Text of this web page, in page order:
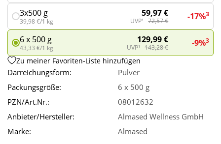
3x500 g
39,98 €/1 kg
59,97 €
UVP¹ 72,57 € -17%3
6 x 500 g
43,33 €/1 kg
129,99 €
UVP¹ 143,28 € -9%3
Zu meiner Favoriten-Liste hinzufügen
Darreichungsform:
Pulver
Packungsgröße:
6 x 500 g
PZN/Art.Nr.:
08012632
Anbieter/Hersteller:
Almased Wellness GmbH
Marke:
Almased